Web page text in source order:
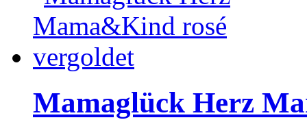
Mamaglück Herz